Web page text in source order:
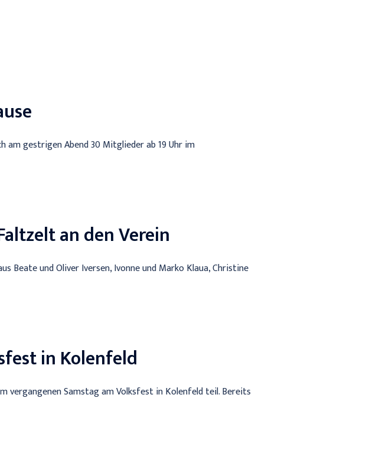
gestrigen Abend 30 Mitglieder ab 19 Uhr im
an den Verein
Beate und Oliver Iversen, Ivonne und Marko Klaua, Christine
in Kolenfeld
vergangenen Samstag am Volksfest in Kolenfeld teil. Bereits